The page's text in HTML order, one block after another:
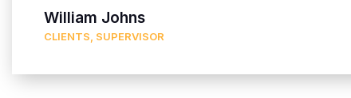
William Johns
CLIENTS, SUPERVISOR